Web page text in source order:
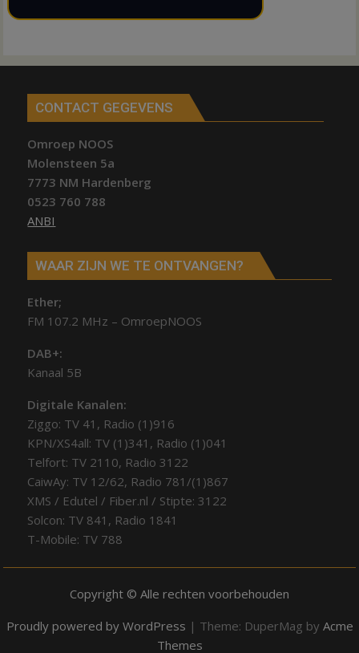
CONTACT GEGEVENS
Omroep NOOS
Molensteen 5a
7773 NM Hardenberg
0523 760 788
ANBI
WAAR ZIJN WE TE ONTVANGEN?
Ether;
FM 107.2 MHz – OmroepNOOS
DAB+:
Kanaal 5B
Digitale Kanalen:
Ziggo: TV 41, Radio (1)916
KPN/XS4all: TV (1)341, Radio (1)041
Telfort: TV 2110, Radio 3122
CaiwAy: TV 12/62, Radio 781/(1)867
XMS / Edutel / Fiber.nl / Stipte: 3122
Solcon: TV 841, Radio 1841
T-Mobile: TV 788
Copyright © Alle rechten voorbehouden
Proudly powered by WordPress | Theme: DuperMag by Acme
Themes